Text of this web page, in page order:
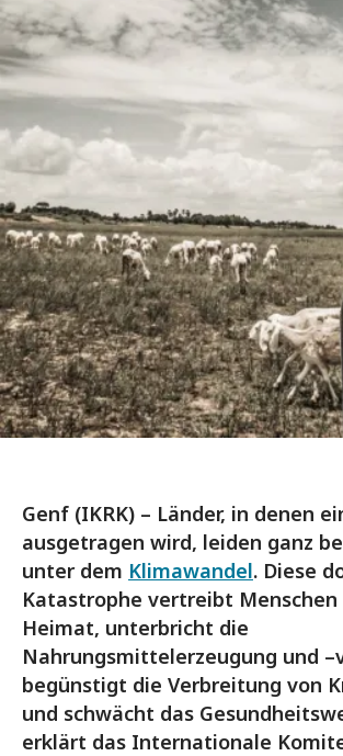
Genf (IKRK) – Länder, in denen
ausgetragen wird, leiden ganz
unter dem Klimawandel. Diese
Katastrophe vertreibt Menschen
Heimat, unterbricht die
Nahrungsmittelerzeugung und
begünstigt die Verbreitung von
und schwächt das
erklärt das Internationale